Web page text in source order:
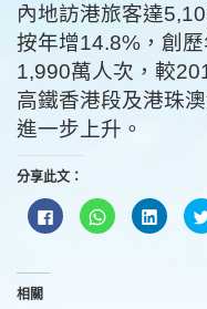
內地訪港旅客達
按年增14.8%，創
1,990萬人次，較
高鐵香港段及港珠
進一步上升。
分享此文：
按
一
分
享
分
享
相關